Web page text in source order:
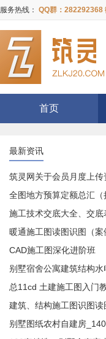
服务热线： QQ群：282292368
首页
最新资讯
暖通施工图读图识图（案
CAD施工图深化进阶班
建筑、结构施工图识图读
别墅图纸农村自建房